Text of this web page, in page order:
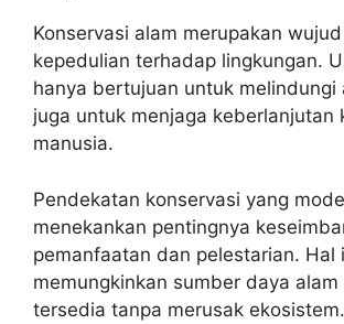
Konservasi alam merupakan
kepedulian terhadap lingkungan.
hanya bertujuan untuk melindungi
juga untuk menjaga keberlanjutan
manusia.
Pendekatan konservasi yang
menekankan pentingnya
pemanfaatan dan pelestarian. Hal
memungkinkan sumber daya
tersedia tanpa merusak ekosistem.